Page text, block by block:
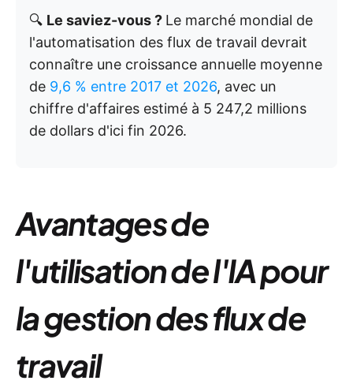
🔍 Le saviez-vous ? Le marché mondial de
l'automatisation des flux de travail devrait
connaître une croissance annuelle moyenne
de 9,6 % entre 2017 et 2026, avec un
chiffre d'affaires estimé à 5 247,2 millions
de dollars d'ici fin 2026.
Avantages de
l'utilisation de l'IA pour
la gestion des flux de
travail